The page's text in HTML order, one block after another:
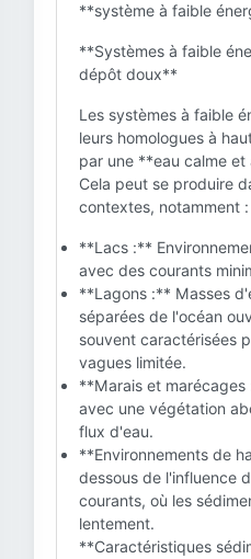
**système à faible
**Systèmes à faible
dépôt doux**
Les systèmes à faible
leurs homologues à
par une **eau calme
Cela peut se produire
contextes, notamment :
**Lacs :**
avec des courants
**Lagons :** Masses
séparées de l'océan
souvent caractérisées
vagues limitée.
**Marais et
avec une végétation
flux d'eau.
**Environnements de
dessous de l'influence
courants, où les
lentement.
**Caractéristiques